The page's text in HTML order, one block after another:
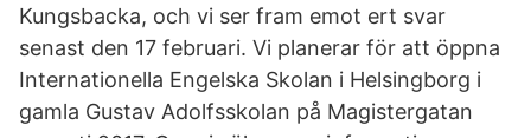
Kungsbacka, och vi ser fram emot ert svar
senast den 17 februari. Vi planerar för att öppna
Internationella Engelska Skolan i Helsingborg i
gamla Gustav Adolfsskolan på Magistergatan